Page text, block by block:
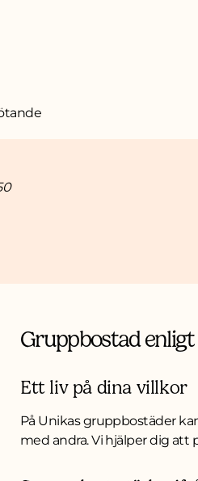
i ny flik)
Gruppbostad enligt
Ett liv på dina villkor
På Unikas gruppbostäder
med andra. Vi hjälper dig att